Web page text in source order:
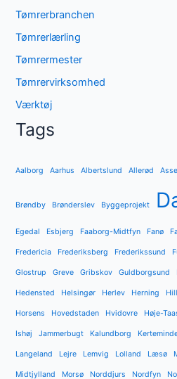
Tømrerbranchen
Tømrerlærling
Tømrermester
Tømrervirksomhed
Værktøj
Tags
Aalborg Aarhus Albertslund Allerød
Brøndby Brønderslev Byggeprojekt
Egedal Esbjerg Faaborg-Midtfyn Fanø
Fredericia Frederiksberg Frederikssund
Glostrup Greve Gribskov Guldborgsund
Hedensted Helsingør Herlev Herning
Horsens Hovedstaden Hvidovre Høje-
Ishøj Jammerbugt Kalundborg
Langeland Lejre Lemvig Lolland Læsø
Midtjylland Morsø Norddjurs Nordfyn